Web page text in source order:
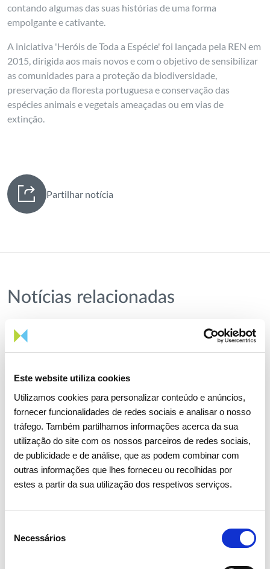
Este website utiliza cookies
Utilizamos cookies para personalizar conteúdo e anúncios,
fornecer funcionalidades de redes sociais e analisar o nosso
tráfego. Também partilhamos informações acerca da sua
utilização do site com os nossos parceiros de redes sociais,
de publicidade e de análise, que as podem combinar com
outras informações que lhes forneceu ou recolhidas por
estes a partir da sua utilização dos respetivos serviços.
Necessários
contando algumas das suas histórias de uma forma
empolgante e cativante.
A iniciativa 'Heróis de Toda a Espécie' foi lançada pela REN em
2015, dirigida aos mais novos e com o objetivo de sensibilizar
as comunidades para a proteção da biodiversidade,
preservação da floresta portuguesa e conservação das
espécies animais e vegetais ameaçadas ou em vias de
extinção.
Partilhar notícia
Notícias relacionadas